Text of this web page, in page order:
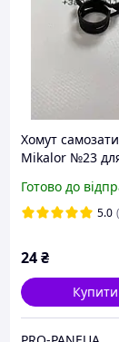
Хомут
Mikalor №23
Готово до
5.0
24 ₴
Купити